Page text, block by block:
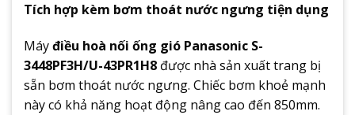
Tích hợp kèm bơm thoát nước ngưng tiện dụng
Máyđiều hoà nối ống gió Panasonic S-
3448PF3H/U-43PR1H8 được nhà sản xuất trang bị
sẵn bơm thoát nước ngưng. Chiếc bơm khoẻ mạnh
này có khả năng hoạt động nâng cao đến 850mm.